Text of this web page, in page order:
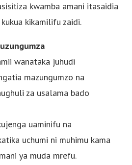
kwamba amani itasaidia
kikamilifu zaidi.
wanataka juhudi
mazungumzo na
za usalama bado
uaminifu na
uchumi ni muhimu kama
ya muda mrefu.